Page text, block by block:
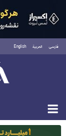
فارسی العربية English